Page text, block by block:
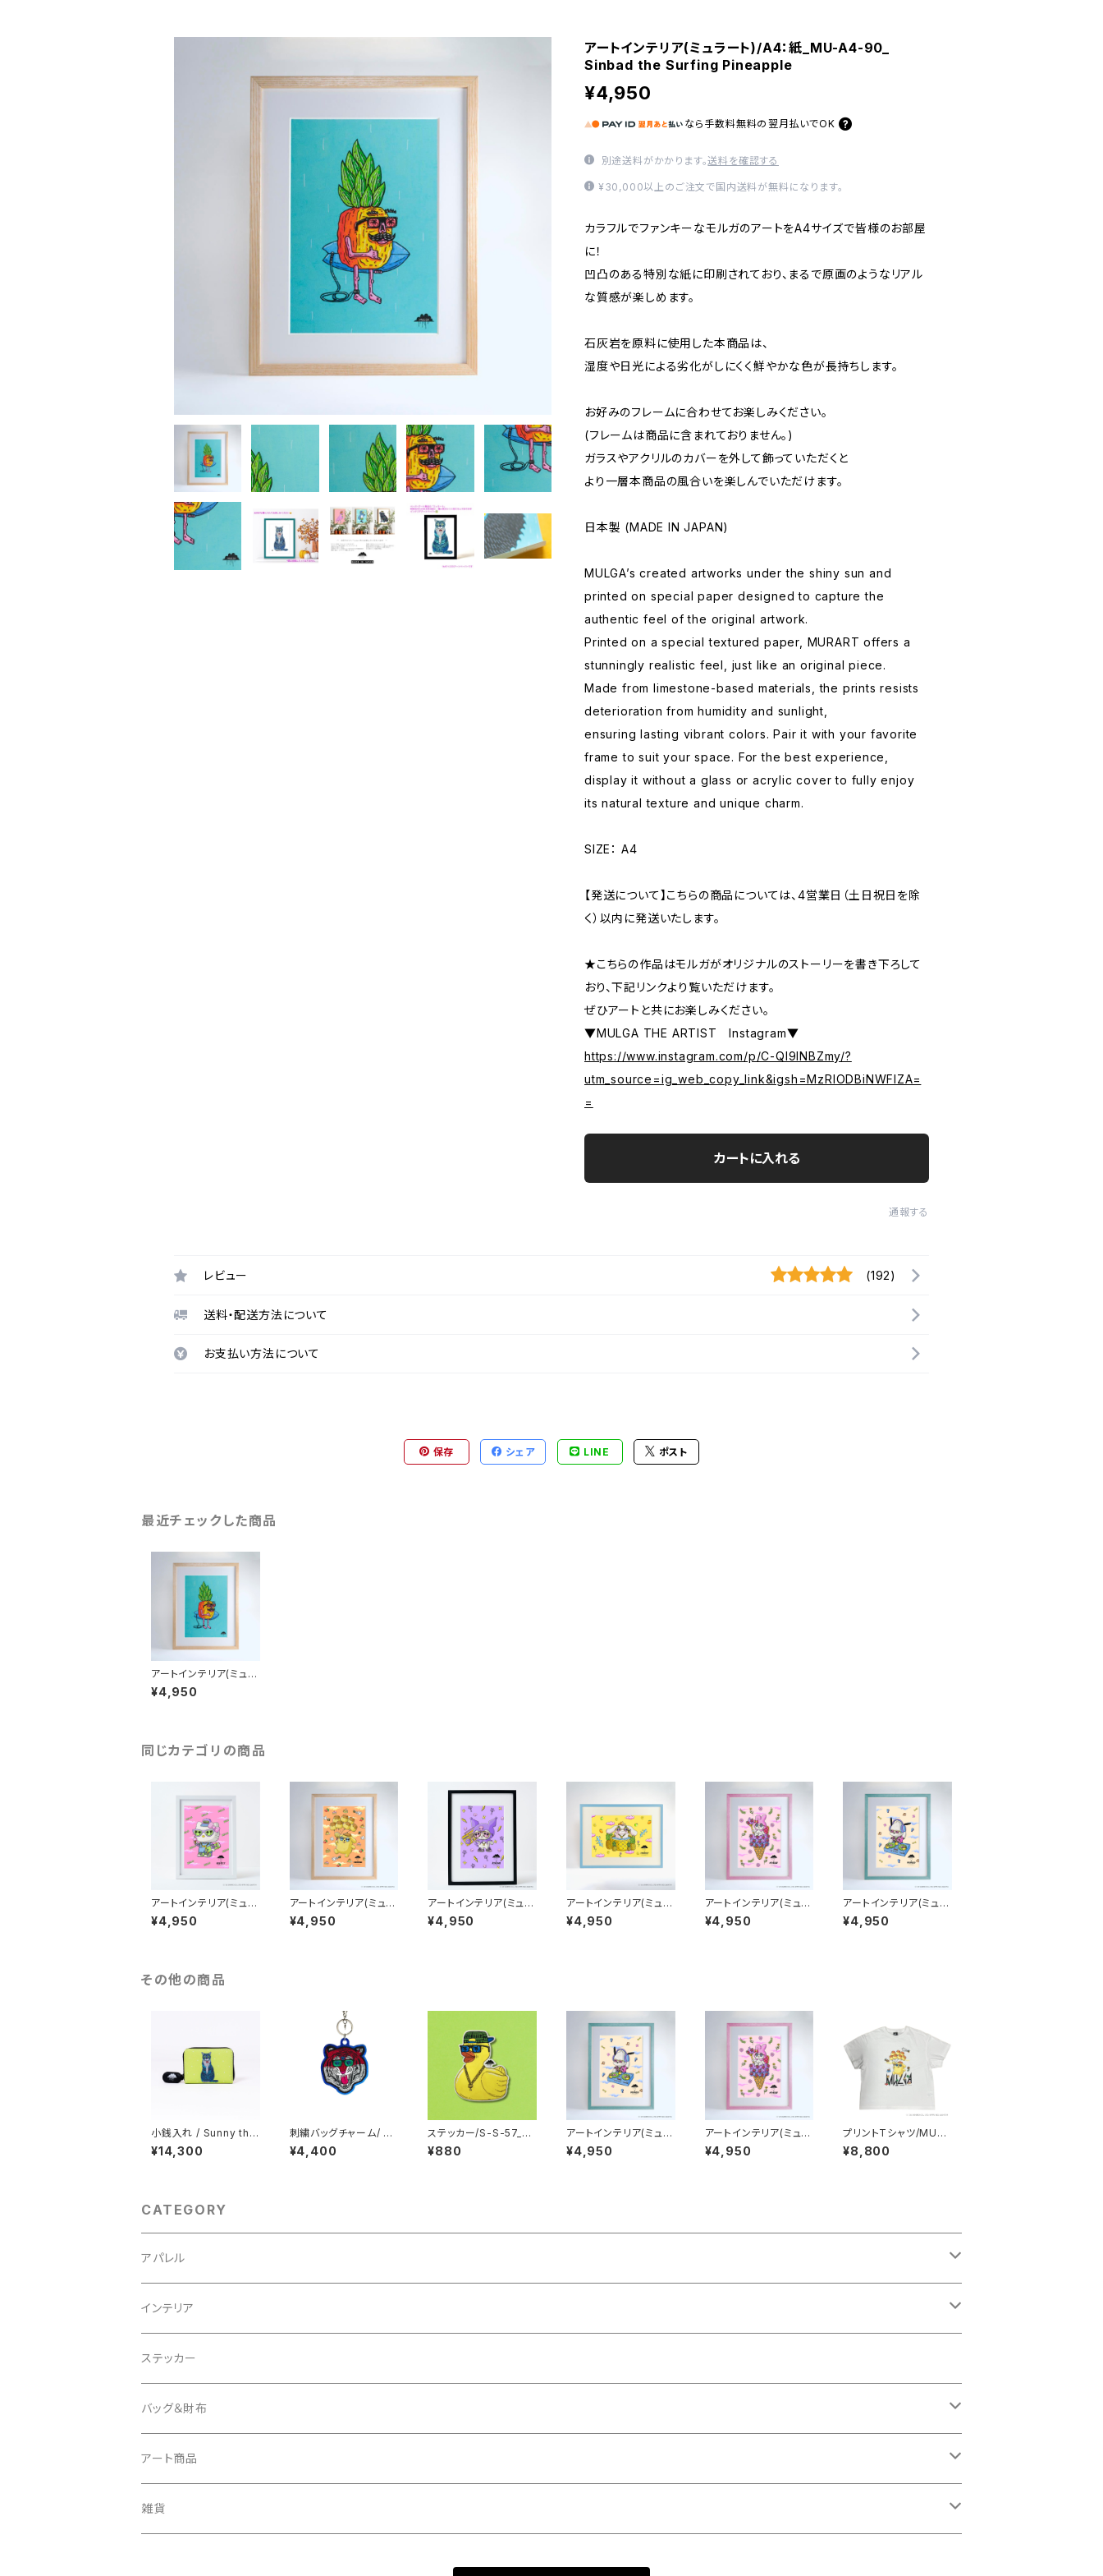
アートインテリア(ミュラート)/A4：紙_MU-A4-90_
Sinbad the Surfing Pineapple
¥4,950
なら 手数料無料の 翌月払いでOK
別途送料がかかります。送料を確認する
¥30,000以上のご注文で国内送料が無料になります。
カラフルでファンキーなモルガのアートをA4サイズで皆様のお部屋
に！
凹凸のある特別な紙に印刷されており、まるで原画のようなリアル
な質感が楽しめます。
石灰岩を原料に使用した本商品は、
湿度や日光による劣化がしにくく鮮やかな色が長持ちします。
お好みのフレームに合わせてお楽しみください。
(フレームは商品に含まれておりません。)
ガラスやアクリルのカバーを外して飾っていただくと
より一層本商品の風合いを楽しんでいただけます。
日本製 (MADE IN JAPAN)
MULGA’s created artworks under the shiny sun and
printed on special paper designed to capture the
authentic feel of the original artwork.
Printed on a special textured paper, MURART offers a
stunningly realistic feel, just like an original piece.
Made from limestone-based materials, the prints resists
deterioration from humidity and sunlight,
ensuring lasting vibrant colors. Pair it with your favorite
frame to suit your space. For the best experience,
display it without a glass or acrylic cover to fully enjoy
its natural texture and unique charm.
SIZE： A4
【発送について】こちらの商品については、4営業日（土日祝日を除
く）以内に発送いたします。
★こちらの作品はモルガがオリジナルのストーリーを書き下ろして
おり、下記リンクより覧いただけます。
ぜひアートと共にお楽しみください。
▼MULGA THE ARTIST Instagram▼
https://www.instagram.com/p/C-QI9lNBZmy/?
utm_source=ig_web_copy_link&igsh=MzRlODBiNWFlZA=
=
カートに入れる
通報する
レビュー (192)
送料・配送方法について
お支払い方法について
保存 シェア LINE ポスト
最近チェックした商品
アートインテリア(ミュラ
ート)/A4：紙_MU-A4-
90_ Sinbad the Surfi
¥4,950
同じカテゴリの商品
アートインテリア(ミュラ
ート)/A4：紙_MU-A4-
97_MULGA x SANRI
¥4,950
アートインテリア(ミュラ
ート)/A4：紙_MU-A4-
99_MULGA x SANRI
¥4,950
アートインテリア(ミュラ
ート)/A4：紙_MU-A4-
98_MULGA x SANRI
¥4,950
アートインテリア(ミュラ
ート)/A4：紙_MU-A4-
100_MULGA x SANRI
¥4,950
アートインテリア(ミュラ
ート)/A4：紙_MU-A4-
101_MULGA x SANRI
¥4,950
アートインテリア(ミュラ
ート)/A4：紙_MU-A4-
102_MULGA x SANRI
¥4,950
その他の商品
小銭入れ / Sunny the
Cat
¥14,300
刺繍バッグチャーム/ Gi
no the Majestic Tig
er_ブルー
¥4,400
ステッカー/S-S-57_D
onny the Duck
¥880
アートインテリア(ミュラ
ート)/A4：紙_MU-A4-
102_MULGA x SANRI
¥4,950
アートインテリア(ミュラ
ート)/A4：紙_MU-A4-
101_MULGA x SANRI
¥4,950
プリントTシャツ/MULG
A×SANRIOCHARAC
TERS_Pompompuri
¥8,800
CATEGORY
アパレル
スウェット
Tシャツ
インテリア
クッションカバー
タオル
キーケース
バッグチャーム
ステッカー
バッグ＆財布
バッグ
財布
アート商品
キャンバス
雑貨